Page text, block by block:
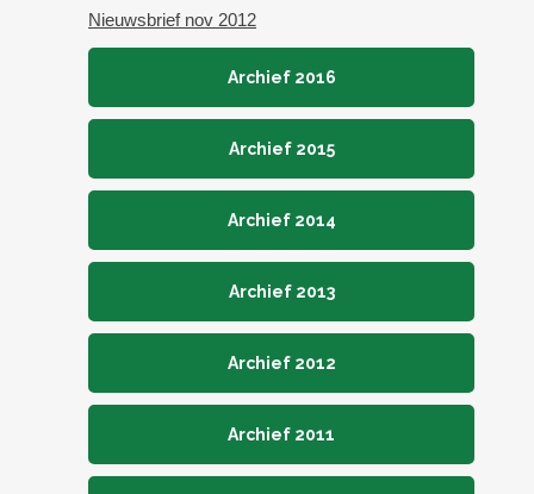
Nieuwsbrief nov 2012
Archief 2016
Archief 2015
Archief 2014
Archief 2013
Archief 2012
Archief 2011